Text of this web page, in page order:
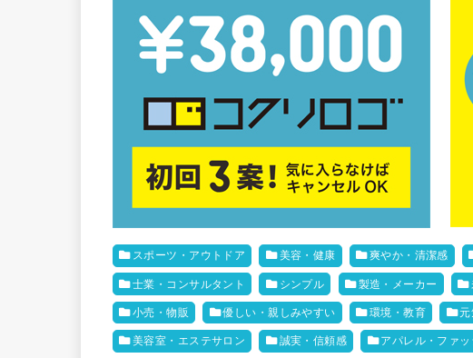
スポーツ・アウトドア 美容・健康 爽やか・清潔感
士業・コンサルタント シンプル 製造・メーカー
小売・物販 優しい・親しみやすい 環境・教育 元
美容室・エステサロン 誠実・信頼感 アパレル・ファッ